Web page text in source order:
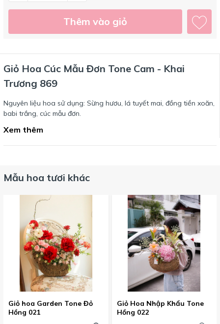
Thêm vào giỏ
Giỏ Hoa Cúc Mẫu Đơn Tone Cam - Khai
Trương 869
Nguyên liệu hoa sử dụng: Sừng hươu, lá tuyết mai, đồng tiền xoăn,
babi trắng, cúc mẫu đơn.
Xem thêm
Mẫu hoa tươi khác
Giỏ hoa Garden Tone Đỏ
Hồng 021
Giỏ Hoa Nhập Khẩu Tone
Hồng 022